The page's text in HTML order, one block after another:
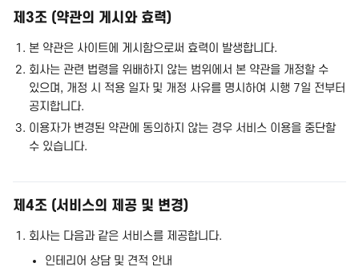
제3조 (약관의 게시와 효력)
본 약관은 사이트에 게시함으로써 효력이 발생합니다.
회사는 관련 법령을 위배하지 않는 범위에서 본 약관을 개정할 수
있으며, 개정 시 적용 일자 및 개정 사유를 명시하여 시행 7일 전부터
공지합니다.
이용자가 변경된 약관에 동의하지 않는 경우 서비스 이용을 중단할
수 있습니다.
제4조 (서비스의 제공 및 변경)
회사는 다음과 같은 서비스를 제공합니다.
인테리어 상담 및 견적 안내